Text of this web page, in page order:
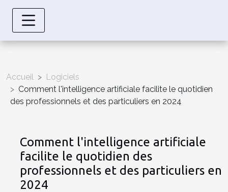
Accueil
Logiciels
Comment l'intelligence artificiale facilite le quotidien
des professionnels et des particuliers en 2024
Comment l'intelligence artificiale
facilite le quotidien des
professionnels et des particuliers en
2024